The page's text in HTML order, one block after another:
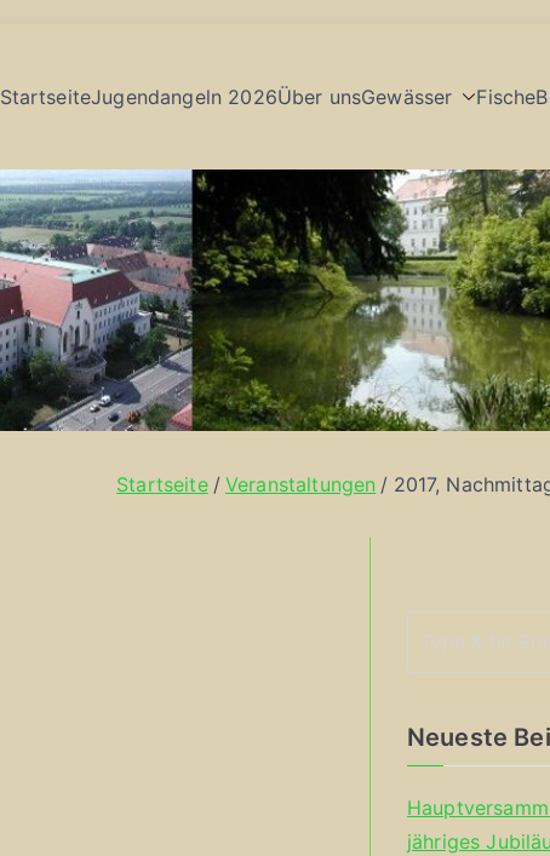
StartseiteJugendangeln 2026Über unsGewässer Fische
Startseite Veranstaltungen 2017,
Neueste
jähriges